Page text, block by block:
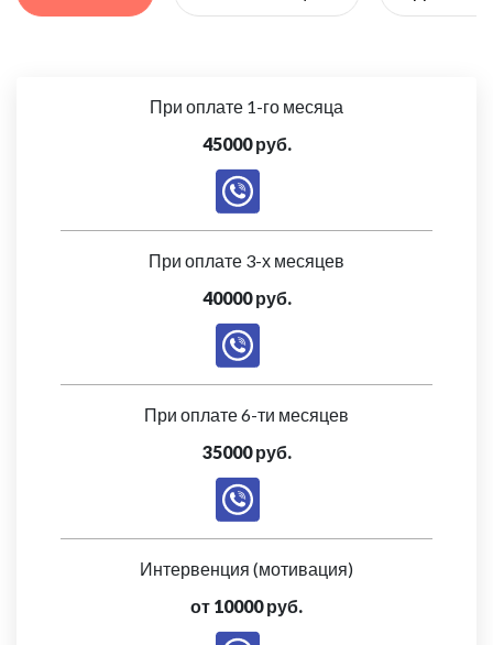
При оплате 1-го месяца
45000 руб.
При оплате 3-х месяцев
40000 руб.
При оплате 6-ти месяцев
35000 руб.
Интервенция (мотивация)
от 10000 руб.